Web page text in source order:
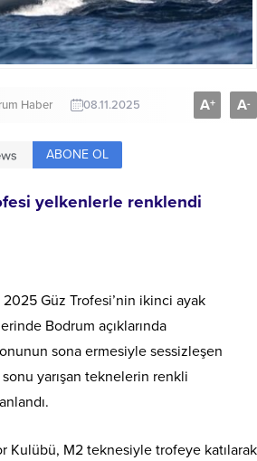
Haber 08.11.2025 A+ A-
ABONE OL
yelkenlerle renklendi
Güz Trofesi’nin ikinci ayak
Bodrum açıklarında
sona ermesiyle sessizleşen
yarışan teknelerin renkli
Kulübü, M2 teknesiyle trofeye katılarak